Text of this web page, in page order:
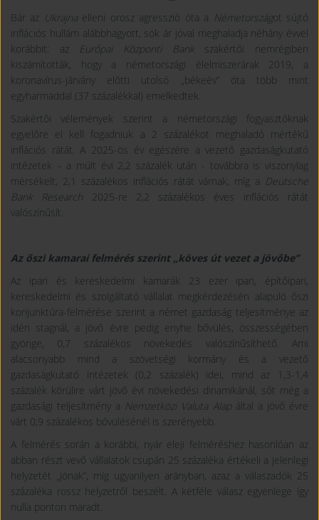
Bár az Ukrajnaelleni orosz agresszió óta a Németország ot sújtó
inflációs hullám alábbhagyott, sok ár jóval meghaladja néhány évvel
korábbit: az Európai Központi Bank szakértői nemrégiben
kiszámították, hogy a németországi élelmiszerárak 2019, a
koronavírus-járvány előtti utolsó „békeév” óta több mint
egyharmaddal (37 százalékkal) emelkedtek.
Szakértői vélemények szerint a németországi fogyasztóknak
egyelőre el kell fogadniuk a 2 százalékot meghaladó mértékű
inflációs rátát. A 2025-ös év egészére a vezető gazdaságkutató
intézetek – a múlt évi 2,2 százalék után - továbbra is viszonylag
mérsékelt, 2,1 százalékos inflációs rátát várnak, míg a Deutsche
Bank Research 2025-re 2,2 százalékos éves inflációs rátát
valószínűsít.
Az őszi kamarai felmérés szerint „köves út vezet a jövőbe”
Az ipari és kereskedelmi kamarák 23 ezer ipari, építőipari,
kereskedelmi és szolgáltató vállalat megkérdezésén alapuló őszi
konjunktúra-felmérése szerint a német gazdaság teljesítménye az
idén stagnál, a jövő évre pedig enyhe bővülés, összességében
gyönge, 0,7 százalékos növekedés valószínűsíthető. Ami
alacsonyabb mind a szövetségi kormány és a vezető
gazdaságkutató intézetek (0,2 százalék) idei, mind az 1,3-1,4
százalék körülire várt jövő évi növekedési dinamikánál, sőt még a
gazdasági teljesítmény a Nemzetközi Valuta Alapáltal a jövő évre
várt 0,9 százalékos bővülésénél is szerényebb.
A felmérés során a korábbi, nyár eleji felméréshez hasonlóan az
abban részt vevő vállalatok csupán 25 százaléka értékeli a jelenlegi
helyzetét „jónak”, míg ugyanilyen arányban, azaz a válaszadók 25
százaléka rossz helyzetről beszélt. A kétféle válasz egyenlege így
nulla ponton maradt.